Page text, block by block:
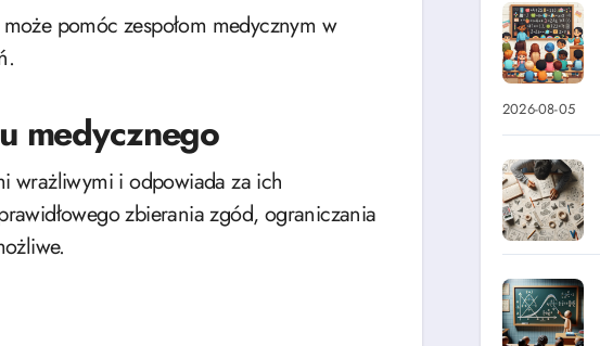
pomóc zespołom medycznym w
medycznego
wrażliwymi i odpowiada za ich
zbierania zgód, ograniczania
2026-08-05